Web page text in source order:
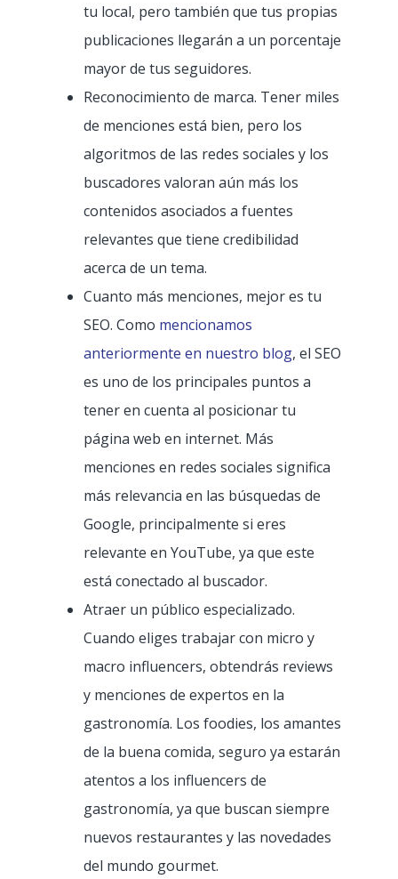
tu local, pero también que tus propias
publicaciones llegarán a un porcentaje
mayor de tus seguidores.
Reconocimiento de marca. Tener miles
de menciones está bien, pero los
algoritmos de las redes sociales y los
buscadores valoran aún más los
contenidos asociados a fuentes
relevantes que tiene credibilidad
acerca de un tema.
Cuanto más menciones, mejor es tu
SEO. Como mencionamos
anteriormente en nuestro blog, el SEO
es uno de los principales puntos a
tener en cuenta al posicionar tu
página web en internet. Más
menciones en redes sociales significa
más relevancia en las búsquedas de
Google, principalmente si eres
relevante en YouTube, ya que este
está conectado al buscador.
Atraer un público especializado.
Cuando eliges trabajar con micro y
macro influencers, obtendrás reviews
y menciones de expertos en la
gastronomía. Los foodies, los amantes
de la buena comida, seguro ya estarán
atentos a los influencers de
gastronomía, ya que buscan siempre
nuevos restaurantes y las novedades
del mundo gourmet.